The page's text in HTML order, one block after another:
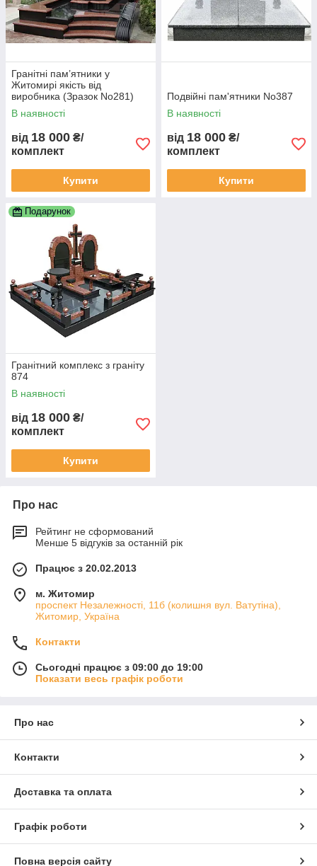
Гранітні пам’ятники у
Житомирі якість від
виробника (Зразок No281)
В наявності
від 18 000 ₴/
комплект
Купити
Подвійні пам'ятники No387
В наявності
від 18 000 ₴/
комплект
Купити
Подарунок
Гранітний комплекс з граніту
874
В наявності
від 18 000 ₴/
комплект
Купити
Про нас
Рейтинг не сформований
Менше 5 відгуків за останній рік
Працює з 20.02.2013
м. Житомир
проспект Незалежності, 11б (колишня вул. Ватутіна),
Житомир, Україна
Контакти
Сьогодні працює з 09:00 до 19:00
Показати весь графік роботи
Про нас
Контакти
Доставка та оплата
Графік роботи
Повна версія сайту